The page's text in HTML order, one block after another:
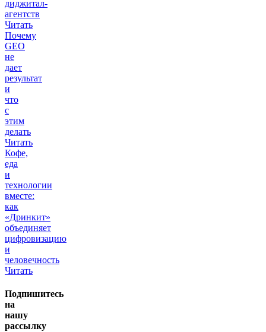
диджитал-
агентств
Читать
Почему
GEO
не
дает
результат
и
что
с
этим
делать
Читать
Кофе,
еда
и
технологии
вместе:
как
«Дринкит»
объединяет
цифровизацию
и
человечность
Читать
Подпишитесь
на
нашу
рассылку